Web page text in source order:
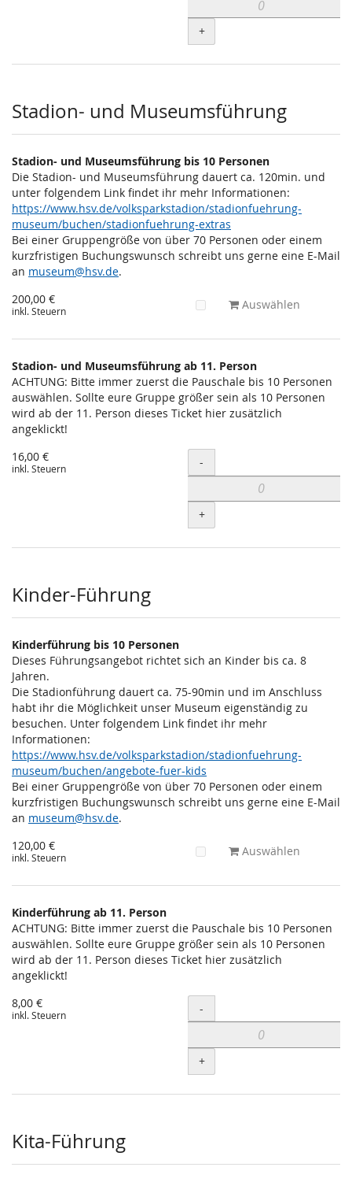
+
Stadion- und Museumsführung
Stadion- und Museumsführung bis 10 Personen
Die Stadion- und Museumsführung dauert ca. 120min. und
unter folgendem Link findet ihr mehr Informationen:
https://www.hsv.de/volksparkstadion/stadionfuehrung-
museum/buchen/stadionfuehrung-extras
Bei einer Gruppengröße von über 70 Personen oder einem
kurzfristigen Buchungswunsch schreibt uns gerne eine E-Mail
an museum@hsv.de.
200,00 €
inkl. Steuern Auswählen
Stadion- und Museumsführung ab 11. Person
ACHTUNG: Bitte immer zuerst die Pauschale bis 10 Personen
auswählen. Sollte eure Gruppe größer sein als 10 Personen
wird ab der 11. Person dieses Ticket hier zusätzlich
angeklickt!
16,00 €
inkl. Steuern Menge
-
+
Kinder-Führung
Kinderführung bis 10 Personen
Dieses Führungsangebot richtet sich an Kinder bis ca. 8
Jahren.
Die Stadionführung dauert ca. 75-90min und im Anschluss
habt ihr die Möglichkeit unser Museum eigenständig zu
besuchen. Unter folgendem Link findet ihr mehr
Informationen:
https://www.hsv.de/volksparkstadion/stadionfuehrung-
museum/buchen/angebote-fuer-kids
Bei einer Gruppengröße von über 70 Personen oder einem
kurzfristigen Buchungswunsch schreibt uns gerne eine E-Mail
an museum@hsv.de.
120,00 €
inkl. Steuern Auswählen
Kinderführung ab 11. Person
ACHTUNG: Bitte immer zuerst die Pauschale bis 10 Personen
auswählen. Sollte eure Gruppe größer sein als 10 Personen
wird ab der 11. Person dieses Ticket hier zusätzlich
angeklickt!
8,00 €
inkl. Steuern Menge
-
+
Kita-Führung